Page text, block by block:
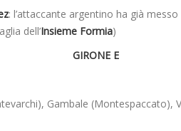
: l’attaccante argentino ha già
dell’Insieme Formia)
GIRONE E
Gambale (Montespaccato),